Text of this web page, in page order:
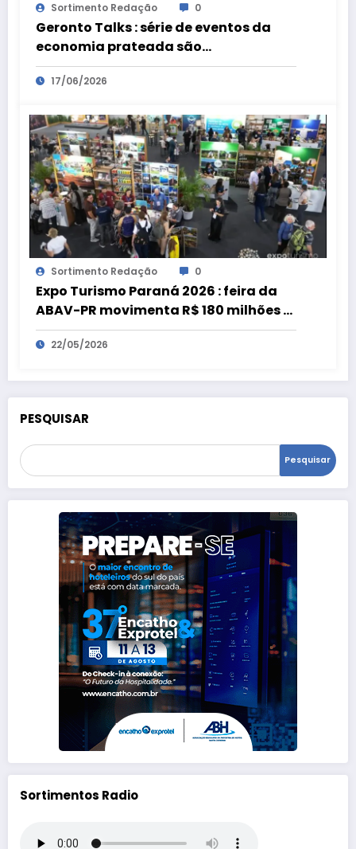
Sortimento Redação 0
Geronto Talks : série de eventos da
economia prateada são
preparatórios para a Geronto Fair
17/06/2026
Sortimento Redação 0
Expo Turismo Paraná 2026 : feira da
ABAV-PR movimenta R$ 180 milhões e
bate recorde
22/05/2026
PESQUISAR
Pesquisar
Sortimentos Radio